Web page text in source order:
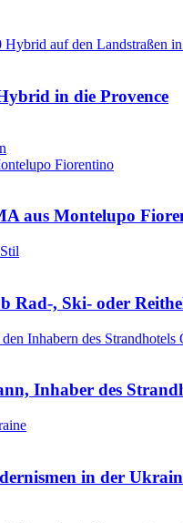
in die Provence
aus Montelupo
Rad-, Ski- oder
Inhaber des
in der